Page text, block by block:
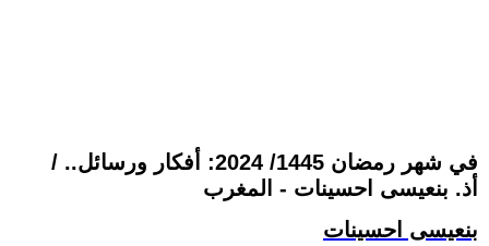
في شهر رمضان 1445/ 2024: أفكار ورسائل.. /
أذ. بنعيسى احسينات - المغرب
بنعيسى احسينات